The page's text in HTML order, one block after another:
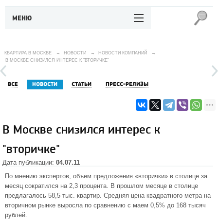
МЕНЮ
КВАРТИРА В МОСКВЕ → НОВОСТИ → НОВОСТИ КОМПАНИЙ
→
В МОСКВЕ СНИЗИЛСЯ ИНТЕРЕС К "ВТОРИЧКЕ"
ВСЕ НОВОСТИ СТАТЬИ ПРЕСС-РЕЛИЗЫ
В Москве снизился интерес к
"вторичке"
Дата публикации: 04.07.11
По мнению экспертов, объем предложения «вторички» в столице за
месяц сократился на 2,3 процента. В прошлом месяце в столице
предлагалось 58,5 тыс. квартир. Средняя цена квадратного метра на
вторичном рынке выросла по сравнению с маем 0,5% до 168 тысяч
рублей.